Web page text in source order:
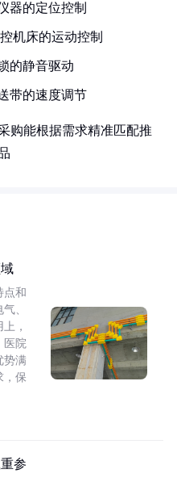
器的定位控制
机床的运动控制
的静音驱动
带的速度调节
购能根据需求精准匹配推
点和
、
，
医院
势满
，保
参